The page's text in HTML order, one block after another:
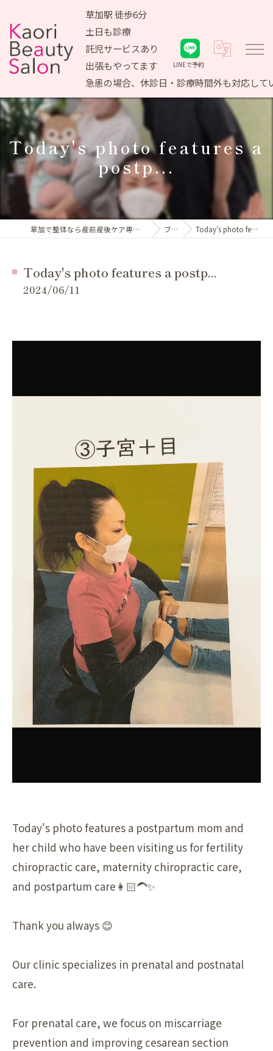
草加駅 徒歩6分
土日も診療
託児サービスあり
出張もやってます
急患の場合、休診日・診療時間外も対応して
LINEで予約
Today's photo features a
postp...
草加で整体なら産前産後ケア専門 かおりビューティサロン ブログ Today's photo features a postp...
Today's photo features a postp...
2024/06/11
Today's photo features a postpartum mom and
her child who have been visiting us for fertility
chiropractic care, maternity chiropractic care,
and postpartum care👩🏻‍🦱✨
Thank you always 😊
Our clinic specializes in prenatal and postnatal
care.
For prenatal care, we focus on miscarriage
prevention and improving cesarean section